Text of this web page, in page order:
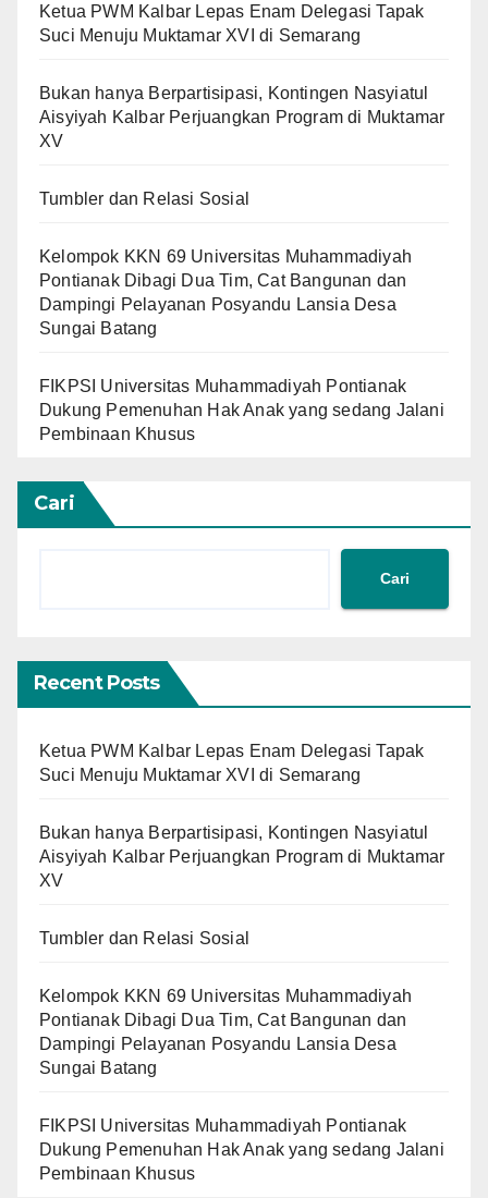
Ketua PWM Kalbar Lepas Enam Delegasi Tapak
Suci Menuju Muktamar XVI di Semarang
Bukan hanya Berpartisipasi, Kontingen Nasyiatul
Aisyiyah Kalbar Perjuangkan Program di Muktamar
XV
Tumbler dan Relasi Sosial
Kelompok KKN 69 Universitas Muhammadiyah
Pontianak Dibagi Dua Tim, Cat Bangunan dan
Dampingi Pelayanan Posyandu Lansia Desa
Sungai Batang
FIKPSI Universitas Muhammadiyah Pontianak
Dukung Pemenuhan Hak Anak yang sedang Jalani
Pembinaan Khusus
Cari
Cari
Recent Posts
Ketua PWM Kalbar Lepas Enam Delegasi Tapak
Suci Menuju Muktamar XVI di Semarang
Bukan hanya Berpartisipasi, Kontingen Nasyiatul
Aisyiyah Kalbar Perjuangkan Program di Muktamar
XV
Tumbler dan Relasi Sosial
Kelompok KKN 69 Universitas Muhammadiyah
Pontianak Dibagi Dua Tim, Cat Bangunan dan
Dampingi Pelayanan Posyandu Lansia Desa
Sungai Batang
FIKPSI Universitas Muhammadiyah Pontianak
Dukung Pemenuhan Hak Anak yang sedang Jalani
Pembinaan Khusus